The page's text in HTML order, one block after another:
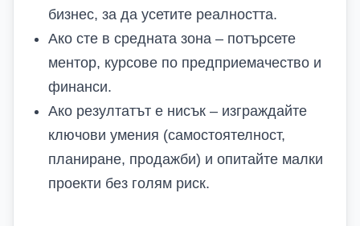
бизнес, за да усетите реалността.
Ако сте в средната зона – потърсете
ментор, курсове по предприемачество и
финанси.
Ако резултатът е нисък – изграждайте
ключови умения (самостоятелност,
планиране, продажби) и опитайте малки
проекти без голям риск.